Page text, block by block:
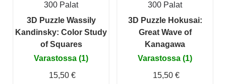
300 Palat
3D Puzzle Wassily
Kandinsky: Color Study
of Squares
Varastossa (1)
15,50 €
300 Palat
3D Puzzle Hokusai:
Great Wave of
Kanagawa
Varastossa (1)
15,50 €